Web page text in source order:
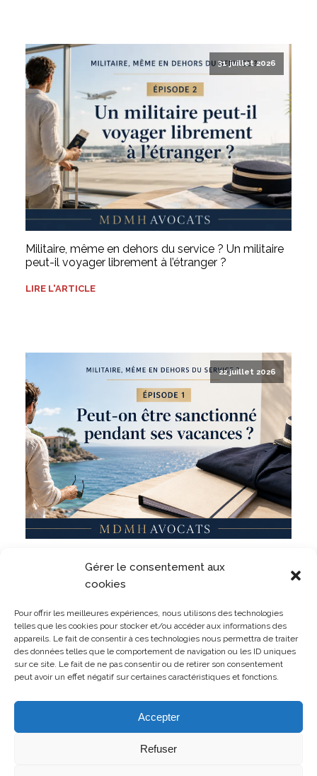
Gérer le consentement aux
cookies
Pour offrir les meilleures expériences, nous utilisons des technologies
telles que les cookies pour stocker et/ou accéder aux informations des
appareils. Le fait de consentir à ces technologies nous permettra de traiter
des données telles que le comportement de navigation ou les ID uniques
sur ce site. Le fait de ne pas consentir ou de retirer son consentement
peut avoir un effet négatif sur certaines caractéristiques et fonctions.
Accepter
Refuser
31 juillet 2026
Militaire, même en dehors du service ? Un militaire
peut-il voyager librement à l’étranger ?
LIRE L'ARTICLE
22 juillet 2026
peut-il être sanctionné pour des faits commis
pendant ses vacances ?
LIRE L'ARTICLE
TOUTES LES PUBLICATIONS